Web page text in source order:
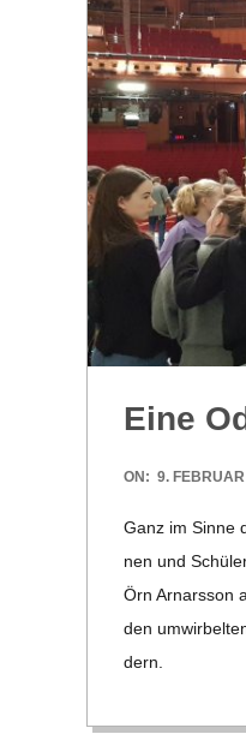
R
E
-
G
O
L
D
S
C
H
M
Eine
2020-
ON: 9.
Ganz im Sinne
nen und
Örn Arn­ars­son
den
dern.